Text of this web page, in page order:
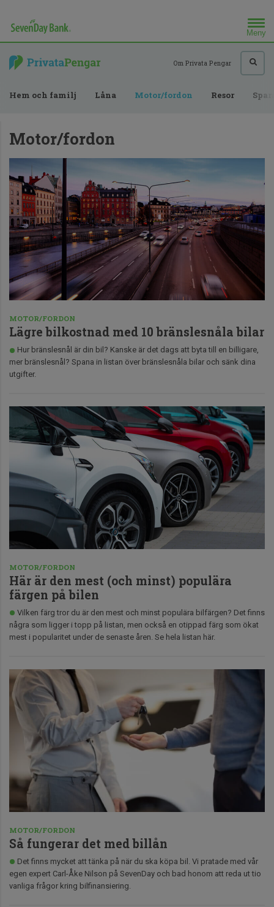
Meny
Om Privata Pengar
Sök
Hem och familj Låna Motor/fordon Resor
Motor/fordon
MOTOR/FORDON
Lägre bilkostnad med 10 bränslesnåla bilar
Hur bränslesnål är din bil? Kanske är det dags att byta till en billigare,
mer bränslesnål? Spana in listan över bränslesnåla bilar och sänk dina
utgifter.
MOTOR/FORDON
Här är den mest (och minst) populära
färgen på bilen
Vilken färg tror du är den mest och minst populära bilfärgen? Det finns
några som ligger i topp på listan, men också en otippad färg som ökat
mest i popularitet under de senaste åren. Se hela listan här.
MOTOR/FORDON
Så fungerar det med billån
Det finns mycket att tänka på när du ska köpa bil. Vi pratade med vår
egen expert Carl-Åke Nilson på SevenDay och bad honom att reda ut tio
vanliga frågor kring bilfinansiering.